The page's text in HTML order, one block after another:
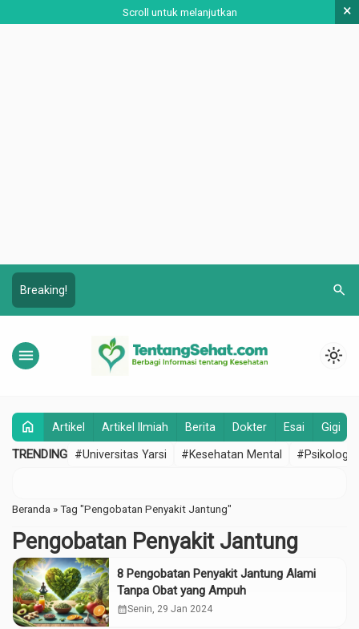
Scroll untuk melanjutkan ×
Breaking! search
menu light_mode
home Artikel Artikel Ilmiah Berita Dokter Esai Gigi
TRENDING #Universitas Yarsi #Kesehatan Mental #Psikologi
Beranda »Tag "Pengobatan Penyakit Jantung"
Pengobatan Penyakit Jantung
8 Pengobatan Penyakit Jantung Alami
Tanpa Obat yang Ampuh
calendar_monthSenin, 29 Jan 2024